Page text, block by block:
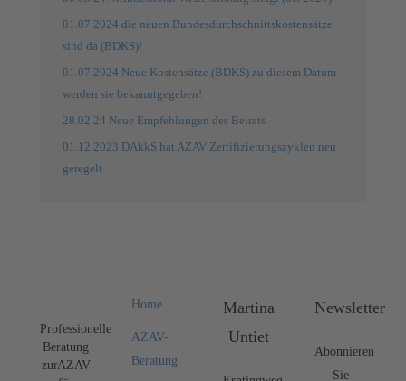
01.07.2024 die neuen Bundesdurchschnittskostensätze
sind da (BDKS)!
01.07.2024 Neue Kostensätze (BDKS) zu diesem Datum
werden sie bekanntgegeben!
28.02.24 Neue Empfehlungen des Beirats
01.12.2023 DAkkS hat AZAV Zertifizierungszyklen neu
geregelt
Professionelle
Beratung
zur AZAV
Home
AZAV-
Beratung
Martina
Untiet
Newsletter
Abonnieren
Sie